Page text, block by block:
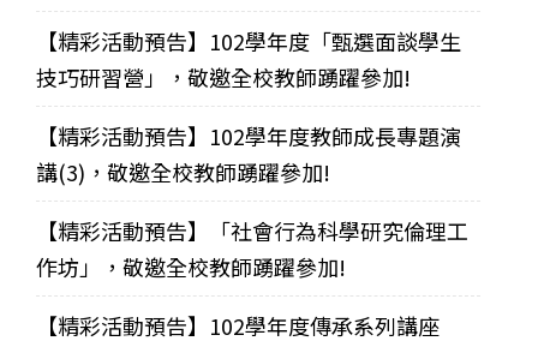
【精彩活動預告】102學年度「甄選面談學生
技巧研習營」，敬邀全校教師踴躍參加!
【精彩活動預告】102學年度教師成長專題演
講(3)，敬邀全校教師踴躍參加!
【精彩活動預告】「社會行為科學研究倫理工
作坊」，敬邀全校教師踴躍參加!
【精彩活動預告】102學年度傳承系列講座